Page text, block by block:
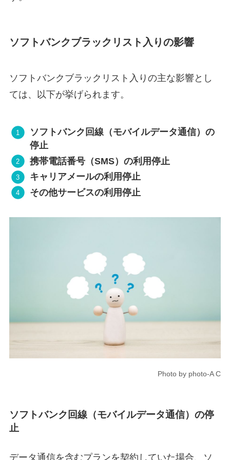
ソフトバンクブラックリスト入りの影響
ソフトバンクブラックリスト入りの主な影響とし
ては、以下が挙げられます。
ソフトバンク回線（モバイルデータ通信）の
停止
携帯電話番号（SMS）の利用停止
キャリアメールの利用停止
その他サービスの利用停止
Photo by photo-A C
ソフトバンク回線（モバイルデータ通信）の停
止
データ通信を含むプランを契約していた場合、ソ